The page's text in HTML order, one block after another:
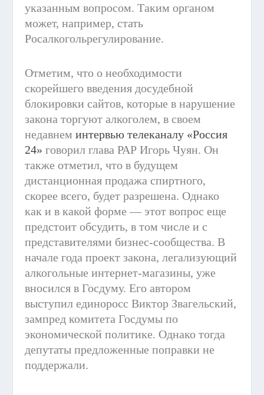
указанным вопросом. Таким органом
может, например, стать
Росалкогольрегулирование.
Отметим, что о необходимости
скорейшего введения досудебной
блокировки сайтов, которые в нарушение
закона торгуют алкоголем, в своем
недавнеминтервью телеканалу «Россия
24» говорил глава РАР Игорь Чуян. Он
также отметил, что в будущем
дистанционная продажа спиртного,
скорее всего, будет разрешена. Однако
как и в какой форме — этот вопрос еще
предстоит обсудить, в том числе и с
представителями бизнес-сообщества. В
начале года проект закона, легализующий
алкогольные интернет-магазины, уже
вносился в Госдуму. Его автором
выступил единоросс Виктор Звагельский,
зампред комитета Госдумы по
экономической политике. Однако тогда
депутаты предложенные поправки не
поддержали.